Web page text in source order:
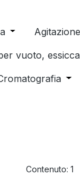
per
menu
Open or close
the
the dropdown
vuoto,
menu from
close the
Contenuto: 1